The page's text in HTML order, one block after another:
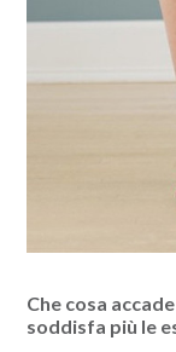
Che cosa
soddisfa più le